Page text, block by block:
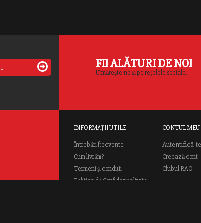
FII ALĂTURI DE NOI
Urmărește-ne și pe rețelele sociale.
INFORMAȚII UTILE
Întrebări frecvente
Cum livrăm?
Termeni și condiții
Politica de Confidențialitate
CONTUL MEU
Autentifică-te
Creează cont
Clubul RAO